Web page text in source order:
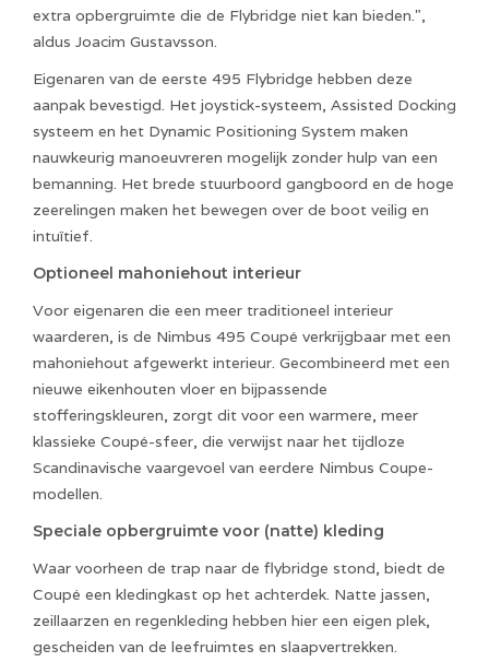
extra opbergruimte die de Flybridge niet kan bieden.",
aldus Joacim Gustavsson.
Eigenaren van de eerste 495 Flybridge hebben deze
aanpak bevestigd. Het joystick-systeem, Assisted Docking
systeem en het Dynamic Positioning System maken
nauwkeurig manoeuvreren mogelijk zonder hulp van een
bemanning. Het brede stuurboord gangboord en de hoge
zeerelingen maken het bewegen over de boot veilig en
intuïtief.
Optioneel mahoniehout interieur
Voor eigenaren die een meer traditioneel interieur
waarderen, is de Nimbus 495 Coupé verkrijgbaar met een
mahoniehout afgewerkt interieur. Gecombineerd met een
nieuwe eikenhouten vloer en bijpassende
stofferingskleuren, zorgt dit voor een warmere, meer
klassieke Coupé-sfeer, die verwijst naar het tijdloze
Scandinavische vaargevoel van eerdere Nimbus Coupe-
modellen.
Speciale opbergruimte voor (natte) kleding
Waar voorheen de trap naar de flybridge stond, biedt de
Coupé een kledingkast op het achterdek. Natte jassen,
zeillaarzen en regenkleding hebben hier een eigen plek,
gescheiden van de leefruimtes en slaapvertrekken.